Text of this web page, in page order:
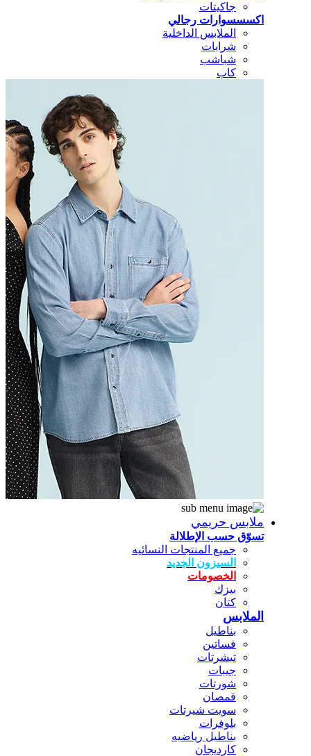
جاكيتات
اكسسسوارات رجالي
الملابس الداخلية
شرابات
شباشب
كاب
ملابس حريمي
تسوّق حسب الإطلالة
جميع المنتجات النسائيه
السيزون الجديد
الخصومات
بيزك
كتان
الملابس
بناطيل
فساتين
تيشرتات
جيبات
شورتات
قمصان
سويت شيرتات
بلوفرات
بناطيل رياضيه
كارديجان